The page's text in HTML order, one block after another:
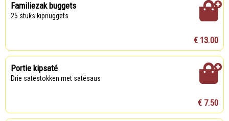
Familiezak buggets
25 stuks kipnuggets
€ 13.00
Portie kipsaté
drie satéstokken met satésaus
€ 7.50